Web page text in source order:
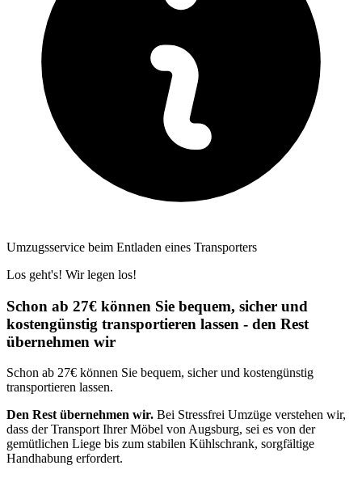
Umzugsservice beim Entladen eines Transporters
Los geht's! Wir legen los!
Schon ab 27€ können Sie bequem, sicher und
kostengünstig transportieren lassen - den Rest
übernehmen wir
Schon ab 27€ können Sie bequem, sicher und kostengünstig
transportieren lassen.
Den Rest übernehmen wir. Bei Stressfrei Umzüge verstehen wir,
dass der Transport Ihrer Möbel von Augsburg, sei es von der
gemütlichen Liege bis zum stabilen Kühlschrank, sorgfältige
Handhabung erfordert.